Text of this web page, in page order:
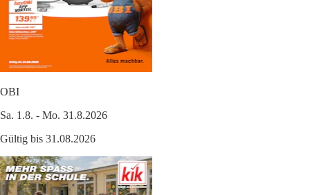
OBI
Sa. 1.8. - Mo. 31.8.2026
Gültig bis 31.08.2026